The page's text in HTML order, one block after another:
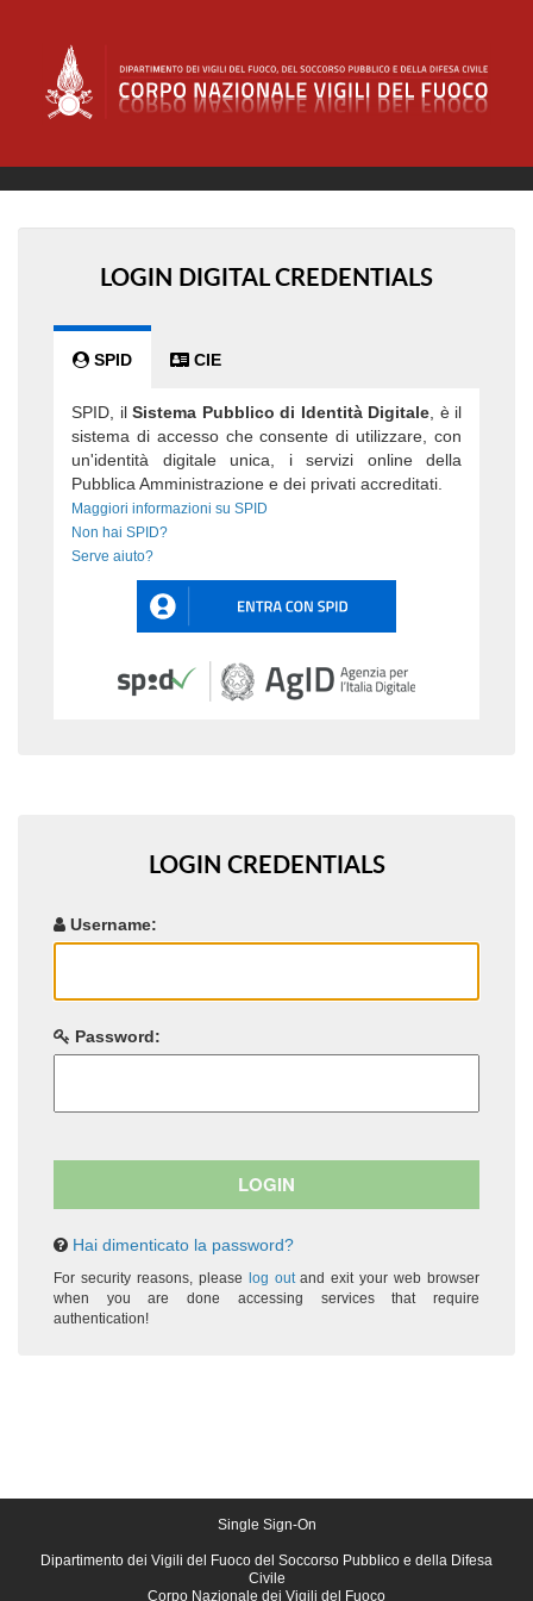
LOGIN DIGITAL CREDENTIALS
SPID CIE
SPID, il Sistema Pubblico di Identità Digitale , è il
sistema di accesso che consente di utilizzare, con
un'identità digitale unica, i servizi online della
Pubblica Amministrazione e dei privati accreditati.
Maggiori informazioni su SPID
Non hai SPID?
Serve aiuto?
LOGIN CREDENTIALS
Username:
Password:
Hai dimenticato la password?
For security reasons, please log outand exit your web browser
when you are done accessing services that require
authentication!
Single Sign-On
Dipartimento dei Vigili del Fuoco del Soccorso Pubblico e della Difesa
Civile
Corpo Nazionale dei Vigili del Fuoco